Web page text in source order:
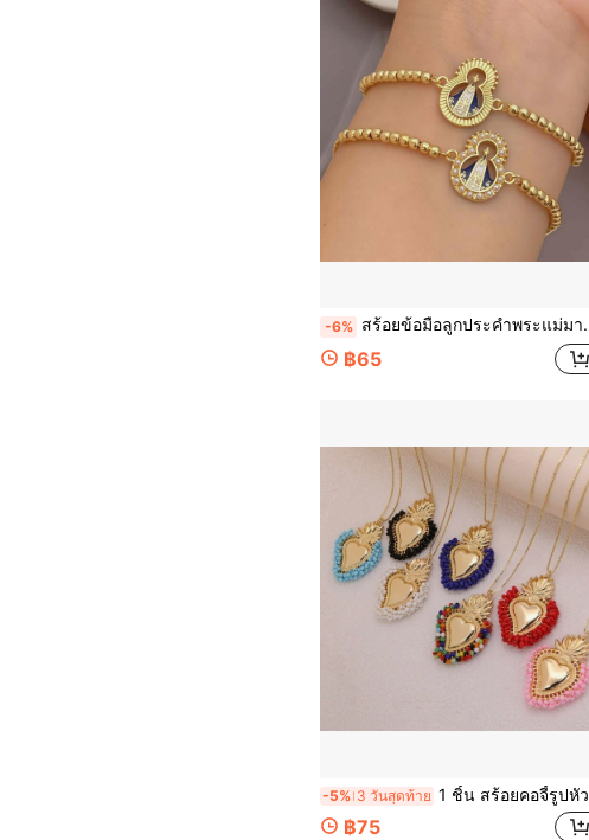
-6% สร้อยข้อมือลูกประคำพระแม่มารีย์สีน้ำเงิน, เครื่องประดับทางศาสนาแบบลำลองสำหรับสตรีคริสเตียน, เหมาะสำหรับสวมใส่ในชีวิตประจำวัน/ของขวัญที่มีเสน่ห์ในวันหยุด
฿65
-5% 3 วันสุดท้าย 1 ชิ้น สร้อยคอจี้รูปหัวใจ ทำมือ สีทอง ขัดเงา ลูกปัด ขนาดใหญ่เฟชั่นนาบล, เหมาะสำหรับคู่รัก วันหยุด วันอาทิตย์และปาร์ตี้ วันวาเลนไทน์ แม่ วันแม่ ของขวัญ
฿75